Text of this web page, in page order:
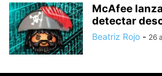
McAfee
detectar
Beatriz Rojo - 26